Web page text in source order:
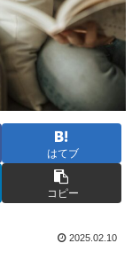
はてブ
コピー
2025.02.10